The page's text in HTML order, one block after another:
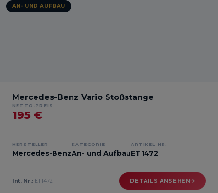
AN- UND AUFBAU
Mercedes-Benz Vario Stoßstange
NETTO-PREIS
195 €
HERSTELLER
Mercedes-Benz
KATEGORIE
An- und Aufbau
ARTIKEL-NR.
ET1472
Int. Nr.: ET1472 DETAILS ANSEHEN